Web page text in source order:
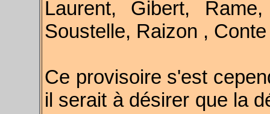
Laurent, Gibert,
Soustelle, Raizon ,
Ce provisoire s'est
il serait à désirer que la